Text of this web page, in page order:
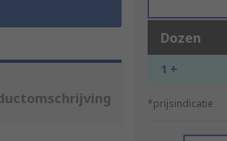
Dozen
1 +
*prijsindicatie